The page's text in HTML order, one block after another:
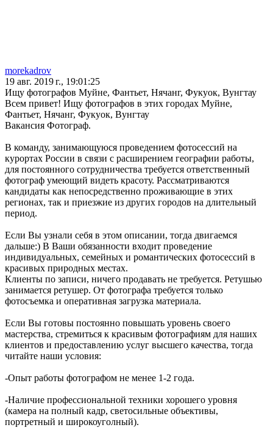
morekadrov
19 авг. 2019 г., 19:01:25
Ищу фотографов Муйне, Фантьет, Нячанг, Фукуок, Вунгтау
Всем привет! Ищу фотографов в этих городах Муйне,
Фантьет, Нячанг, Фукуок, Вунгтау
Вакансия Фотограф.
В команду, занимающуюся проведением фотосессий на
курортах России в связи с расширением географии работы,
для постоянного сотрудничества требуется ответственный
фотограф умеющий видеть красоту. Рассматриваются
кандидаты как непосредственно проживающие в этих
регионах, так и приезжие из других городов на длительный
период.
Если Вы узнали себя в этом описании, тогда двигаемся
дальше:) В Ваши обязанности входит проведение
индивидуальных, семейных и романтических фотосессий в
красивых природных местах.
Клиенты по записи, ничего продавать не требуется. Ретушью
занимается ретушер. От фотографа требуется только
фотосъемка и оперативная загрузка материала.
Если Вы готовы постоянно повышать уровень своего
мастерства, стремиться к красивым фотографиям для наших
клиентов и предоставлению услуг высшего качества, тогда
читайте наши условия:
-Опыт работы фотографом не менее 1-2 года.
-Наличие профессиональной техники хорошего уровня
(камера на полный кадр, светосильные объективы,
портретный и широкоуголный).